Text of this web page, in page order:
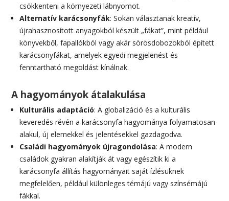
csökkenteni a környezeti lábnyomot.
Alternatív karácsonyfák: Sokan választanak kreatív,
újrahasznosított anyagokból készült „fákat”, mint például
könyvekből, fapallókból vagy akár sörösdobozokból épített
karácsonyfákat, amelyek egyedi megjelenést és
fenntartható megoldást kínálnak.
A hagyományok átalakulása
Kulturális adaptáció: A globalizáció és a kulturális
keveredés révén a karácsonyfa hagyománya folyamatosan
alakul, új elemekkel és jelentésekkel gazdagodva.
Családi hagyományok újragondolása: A modern
családok gyakran alakítják át vagy egészítik ki a
karácsonyfa állítás hagyományait saját ízlésüknek
megfelelően, például különleges témájú vagy színsémájú
fákkal.